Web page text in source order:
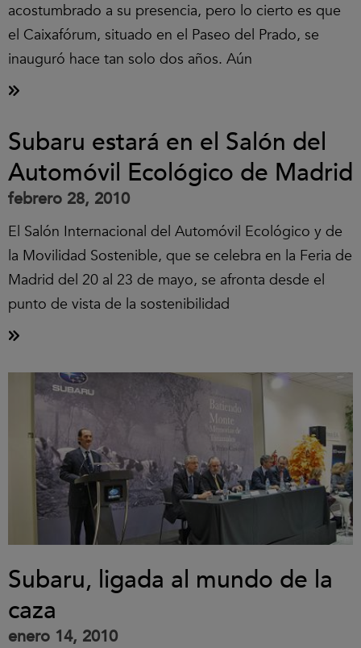
acostumbrado a su presencia, pero lo cierto es que
el Caixafórum, situado en el Paseo del Prado, se
inauguró hace tan solo dos años. Aún
Subaru estará en el Salón del
Automóvil Ecológico de Madrid
febrero 28, 2010
El Salón Internacional del Automóvil Ecológico y de
la Movilidad Sostenible, que se celebra en la Feria de
Madrid del 20 al 23 de mayo, se afronta desde el
punto de vista de la sostenibilidad
Subaru, ligada al mundo de la
caza
enero 14, 2010